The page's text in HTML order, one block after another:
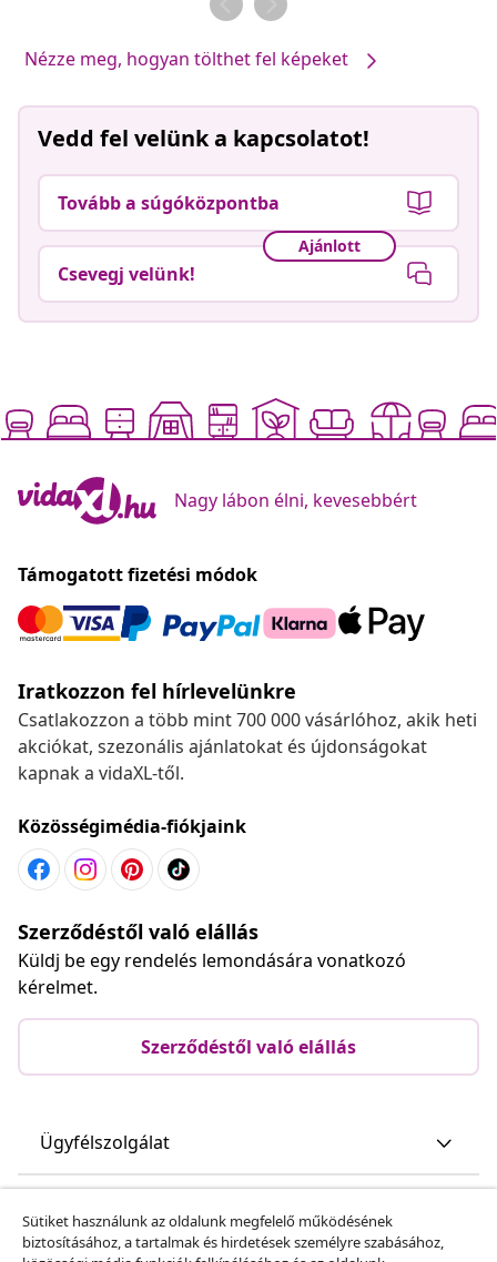
Nézze meg, hogyan tölthet fel képeket
Vedd fel velünk a kapcsolatot!
Tovább a súgóközpontba
Ajánlott
Csevegj velünk!
Nagy lábon élni, kevesebbért
Támogatott fizetési módok
Iratkozzon fel hírlevelünkre
Csatlakozzon a több mint 700 000 vásárlóhoz, akik heti
akciókat, szezonális ajánlatokat és újdonságokat
kapnak a vidaXL-től.
Közösségimédia-fiókjaink
Szerződéstől való elállás
Küldj be egy rendelés lemondására vonatkozó
kérelmet.
Szerződéstől való elállás
Ügyfélszolgálat
Sütiket használunk az oldalunk megfelelő működésének
biztosításához, a tartalmak és hirdetések személyre szabásához,